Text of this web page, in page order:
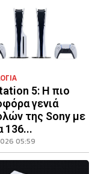
5: Η πιο
γενιά
της Sony με
136...
05:59